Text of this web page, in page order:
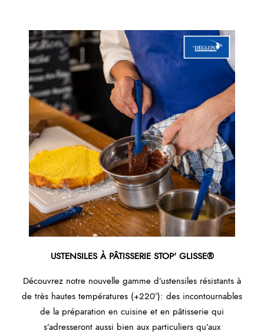
USTENSILES À PÂTISSERIE STOP' GLISSE®
Découvrez notre nouvelle gamme d’ustensiles résistants à
de très hautes températures (+220°): des incontournables
de la préparation en cuisine et en pâtisserie qui
s’adresseront aussi bien aux particuliers qu’aux